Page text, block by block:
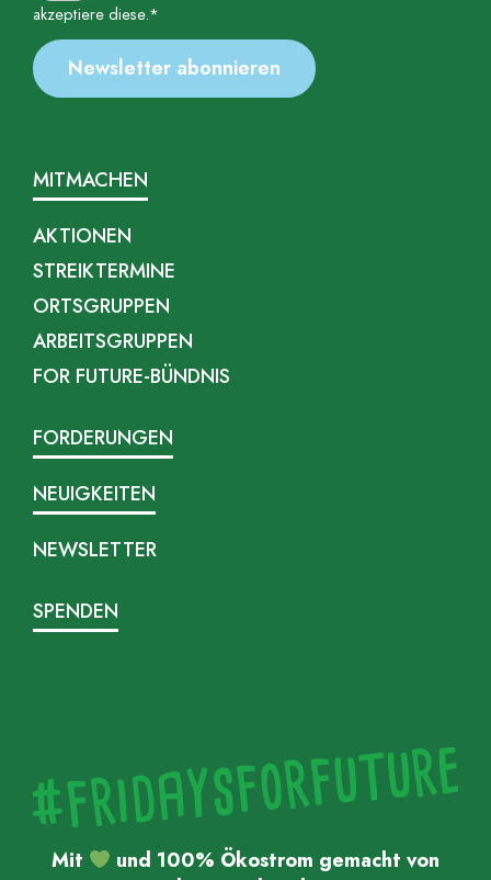
akzeptiere diese.*
MITMACHEN
AKTIONEN
STREIKTERMINE
ORTSGRUPPEN
ARBEITSGRUPPEN
FOR FUTURE-BÜNDNIS
FORDERUNGEN
NEUIGKEITEN
NEWSLETTER
SPENDEN
Mit
und 100% Ökostrom gemacht von